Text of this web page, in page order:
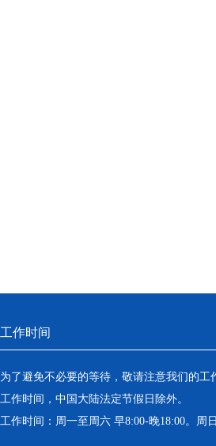
工作时间
为了避免不必要的等待，敬请注意我们的工
工作时间，中国大陆法定节假日除外。
工作时间：周一至周六 早8:00-晚18:00。周